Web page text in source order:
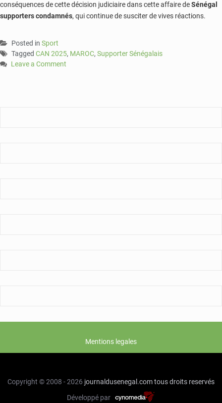
conséquences de cette décision judiciaire dans cette affaire deSénégal
supporters condamnés, qui continue de susciter de vives réactions.
Posted in Sport
Tagged CAN 2025, MAROC, Supporter Sénégalais
Leave a Comment
Mentions legales
Copyright © 2008 - 2026 journaldusenegal.comtous droits reservés
Développé par